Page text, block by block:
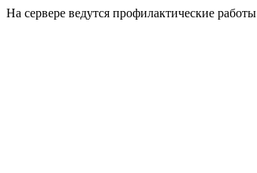
На сервере ведутся профилактические работы